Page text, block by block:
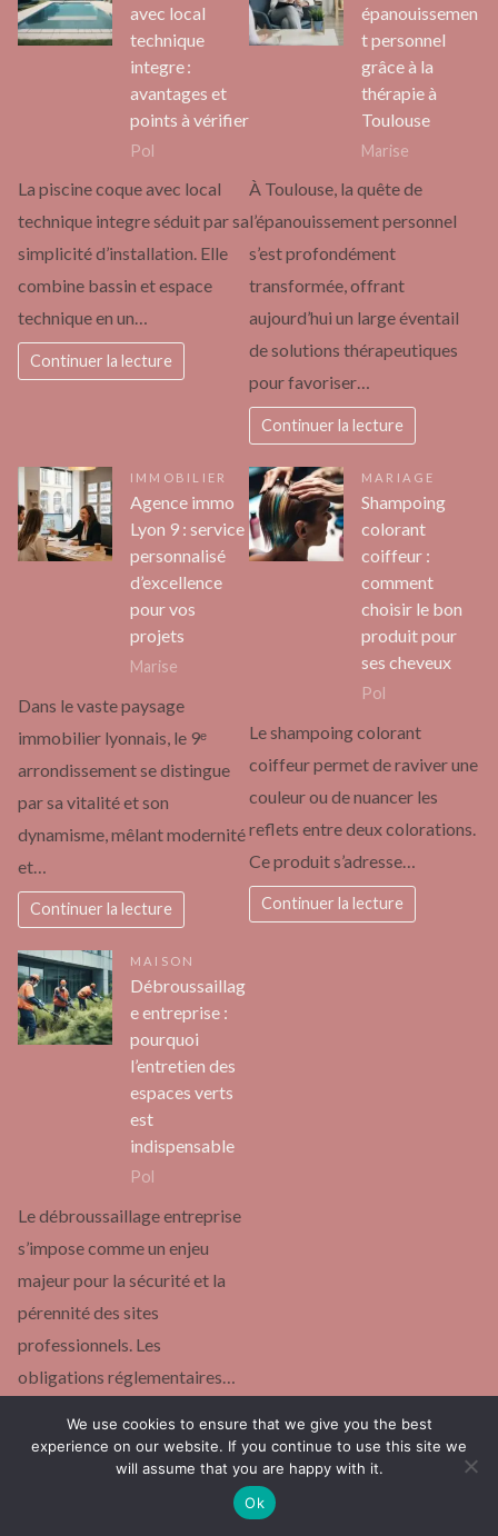
avec local
technique
integre :
avantages et
points à vérifier
Pol
La piscine coque avec local
technique integre séduit par sa
simplicité d’installation. Elle
combine bassin et espace
technique en un…
Continuer la lecture
épanouissemen
t personnel
grâce à la
thérapie à
Toulouse
Marise
À Toulouse, la quête de
l’épanouissement personnel
s’est profondément
transformée, offrant
aujourd’hui un large éventail
de solutions thérapeutiques
pour favoriser…
Continuer la lecture
IMMOBILIER
Agence immo
Lyon 9 : service
personnalisé
d’excellence
pour vos
projets
Marise
Dans le vaste paysage
immobilier lyonnais, le 9ᵉ
arrondissement se distingue
par sa vitalité et son
dynamisme, mêlant modernité
et…
Continuer la lecture
MARIAGE
Shampoing
colorant
coiffeur :
comment
choisir le bon
produit pour
ses cheveux
Pol
Le shampoing colorant
coiffeur permet de raviver une
couleur ou de nuancer les
reflets entre deux colorations.
Ce produit s’adresse…
Continuer la lecture
MAISON
Débroussaillag
e entreprise :
pourquoi
l’entretien des
espaces verts
est
indispensable
Pol
Le débroussaillage entreprise
s’impose comme un enjeu
majeur pour la sécurité et la
pérennité des sites
professionnels. Les
obligations réglementaires…
Continuer la lecture
Next
We use cookies to ensure that we give you the best
experience on our website. If you continue to use this site we
will assume that you are happy with it.
Ok